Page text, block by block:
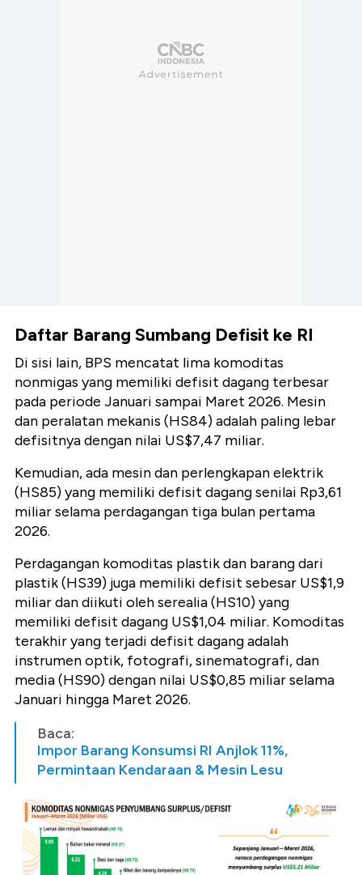
Daftar Barang Sumbang Defisit ke RI
Di sisi lain, BPS mencatat lima komoditas
nonmigas yang memiliki defisit dagang terbesar
pada periode Januari sampai Maret 2026. Mesin
dan peralatan mekanis (HS84) adalah paling lebar
defisitnya dengan nilai US$7,47 miliar.
Kemudian, ada mesin dan perlengkapan elektrik
(HS85) yang memiliki defisit dagang senilai Rp3,61
miliar selama perdagangan tiga bulan pertama
2026.
Perdagangan komoditas plastik dan barang dari
plastik (HS39) juga memiliki defisit sebesar US$1,9
miliar dan diikuti oleh serealia (HS10) yang
memiliki defisit dagang US$1,04 miliar. Komoditas
terakhir yang terjadi defisit dagang adalah
instrumen optik, fotografi, sinematografi, dan
media (HS90) dengan nilai US$0,85 miliar selama
Januari hingga Maret 2026.
Baca:
Impor Barang Konsumsi RI Anjlok 11%,
Permintaan Kendaraan & Mesin Lesu